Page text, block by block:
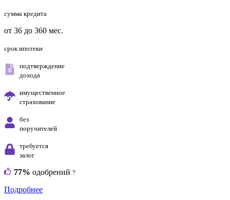
сумма кредита
от 36 до 360 мес.
срок ипотеки
подтверждение
дохода
имущественное
страхование
без
поручителей
требуется
залог
77% одобрений ?
Подробнее